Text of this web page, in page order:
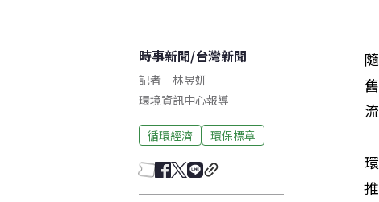
時事新聞/台灣新聞
記者—林昱妍
環境資訊中心報導
循環經濟 環保標章